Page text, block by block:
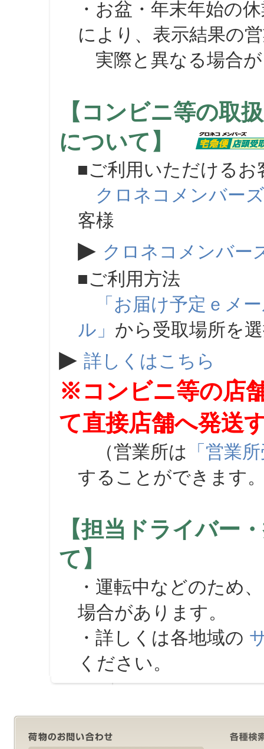
・お盆・年末年始の
により、表示結果の
実際と異なる場合が
【コンビニ等の取
について】
■ご利用いただけるお
クロネコメンバーズ
客様
▶ クロネコメンバー
■ご利用方法
「お届け予定ｅメ
ル」 から受取場所を
▶ 詳しくはこちら
※コンビニ等の店
て直接店舗へ発送
（営業所は 「営業
することができます
【担当ドライバー
て】
・運転中などのため
場合があります。
・詳しくは各地域の
ください。